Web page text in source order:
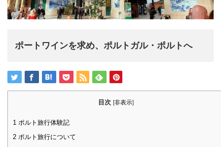
ポートワインを求め、ポルトガル・ポルトへ
目次 [非表示]
1 ポルト旅行体験記
2 ポルト旅行について